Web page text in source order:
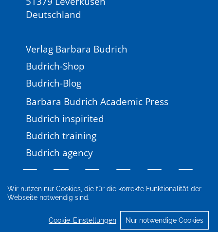
Wir nutzen nur Cookies, die für die korrekte Funktionalität der
Webseite notwendig sind.
Cookie-Einstellungen Nur notwendige Cookies
Deutschland
Verlag Barbara Budrich
Budrich-Shop
Budrich-Blog
Barbara Budrich Academic Press
Budrich inspirited
Budrich training
Budrich agency
Impressum
Datenschutz
Cookie-Einstellungen